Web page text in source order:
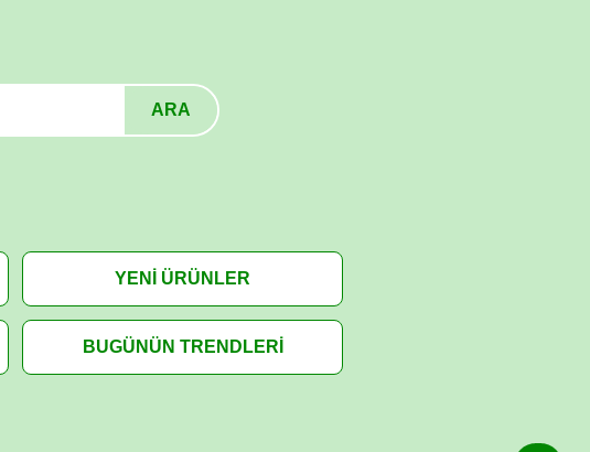
ARA
YENİ ÜRÜNLER
BUGÜNÜN TRENDLERİ